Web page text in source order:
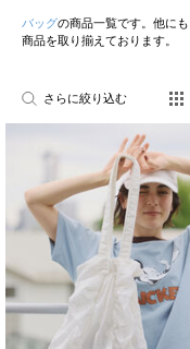
バッグの商品一覧です。他にも
商品を取り揃えております。
さらに絞り込む